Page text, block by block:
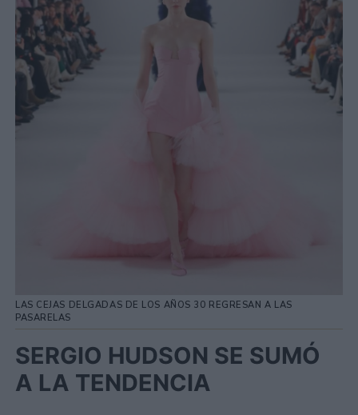
LAS CEJAS DELGADAS DE LOS AÑOS 30 REGRESAN A LAS
PASARELAS
SERGIO HUDSON SE SUMÓ
A LA TENDENCIA